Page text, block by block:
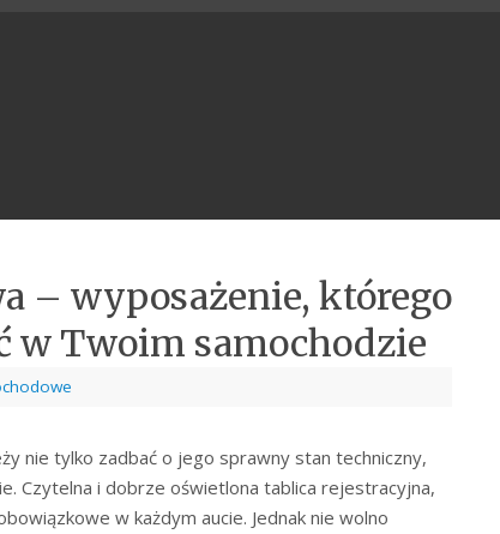
– wyposażenie, którego
w Twoim samochodzie
nie tylko zadbać o jego sprawny stan techniczny,
Czytelna i dobrze oświetlona tablica rejestracyjna,
w każdym aucie. Jednak nie wolno